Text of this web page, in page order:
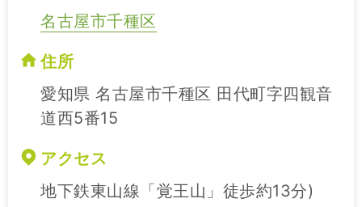
名古屋市千種区
住所
愛知県 名古屋市千種区 田代町字四観音
道西5番15
アクセス
地下鉄東山線「覚王山」徒歩約13分)